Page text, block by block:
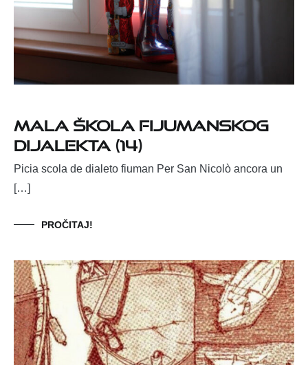
Mala škola fijumanskog
dijalekta (14)
Picia scola de dialeto fiuman Per San Nicolò ancora un
[…]
PROČITAJ!